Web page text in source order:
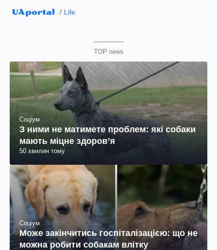
Life
TOP news
Соціум
З ними не матимете проблем: які собаки
мають міцне здоров’я
50 хвилин тому
Соціум
Може закінчитись госпіталізацією: що не
можна робити собакам влітку